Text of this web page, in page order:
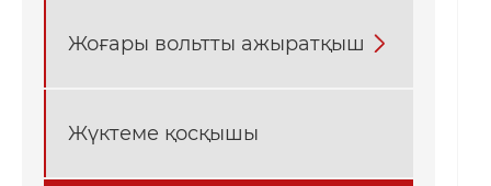
Жоғары вольтты ажыратқыш 
Жүктеме қосқышы